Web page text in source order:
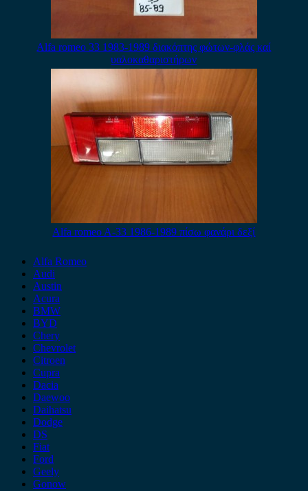
Alfa romeo 33 1983-1989 διακόπτης φώτων-φλάς καί
υαλοκαθαριστήρων
Alfa romeo A-33 1986-1989 πίσω φανάρι δεξί
Alfa Romeo
Audi
Austin
Acura
BMW
BYD
Chery
Chevrolet
Citroen
Cupra
Dacia
Daewoo
Daihatsu
Dodge
DS
Fiat
Ford
Geely
Gonow